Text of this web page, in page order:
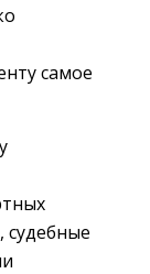
самое